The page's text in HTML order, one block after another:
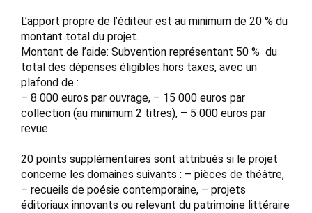
L’apport propre de l’éditeur est au minimum de 20 % du
montant total du projet.
Montant de l’aide: Subvention représentant 50 % du
total des dépenses éligibles hors taxes, avec un
plafond de :
– 8 000 euros par ouvrage, – 15 000 euros par
collection (au minimum 2 titres), – 5 000 euros par
revue.
20 points supplémentaires sont attribués si le projet
concerne les domaines suivants : – pièces de théâtre,
– recueils de poésie contemporaine, – projets
éditoriaux innovants ou relevant du patrimoine littéraire